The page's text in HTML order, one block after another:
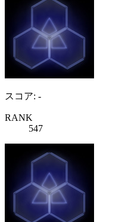
スコア: -
RANK
547